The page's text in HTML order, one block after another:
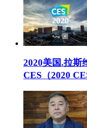
2020美国.拉斯
CES（2020